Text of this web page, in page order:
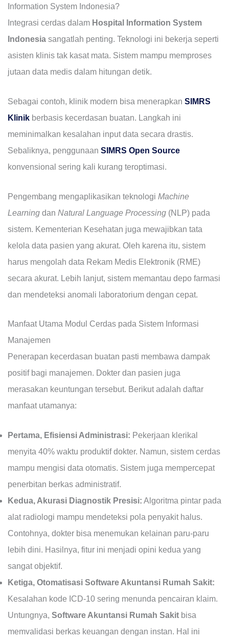
Information System Indonesia?
Integrasi cerdas dalam Hospital Information System
Indonesiasangatlah penting. Teknologi ini bekerja seperti
asisten klinis tak kasat mata. Sistem mampu memproses
jutaan data medis dalam hitungan detik.
Sebagai contoh, klinik modern bisa menerapkan SIMRS
Klinikberbasis kecerdasan buatan. Langkah ini
meminimalkan kesalahan input data secara drastis.
Sebaliknya, penggunaan SIMRS Open Source
konvensional sering kali kurang teroptimasi.
Pengembang mengaplikasikan teknologi Machine
Learningdan Natural Language Processing(NLP) pada
sistem. Kementerian Kesehatan juga mewajibkan tata
kelola data pasien yang akurat. Oleh karena itu, sistem
harus mengolah data Rekam Medis Elektronik (RME)
secara akurat. Lebih lanjut, sistem memantau depo farmasi
dan mendeteksi anomali laboratorium dengan cepat.
Manfaat Utama Modul Cerdas pada Sistem Informasi
Manajemen
Penerapan kecerdasan buatan pasti membawa dampak
positif bagi manajemen. Dokter dan pasien juga
merasakan keuntungan tersebut. Berikut adalah daftar
manfaat utamanya:
Pertama, Efisiensi Administrasi: Pekerjaan klerikal
menyita 40% waktu produktif dokter. Namun, sistem cerdas
mampu mengisi data otomatis. Sistem juga mempercepat
penerbitan berkas administratif.
Kedua, Akurasi Diagnostik Presisi: Algoritma pintar pada
alat radiologi mampu mendeteksi pola penyakit halus.
Contohnya, dokter bisa menemukan kelainan paru-paru
lebih dini. Hasilnya, fitur ini menjadi opini kedua yang
sangat objektif.
Ketiga, Otomatisasi Software Akuntansi Rumah Sakit:
Kesalahan kode ICD-10 sering menunda pencairan klaim.
Untungnya, Software Akuntansi Rumah Sakitbisa
memvalidasi berkas keuangan dengan instan. Hal ini